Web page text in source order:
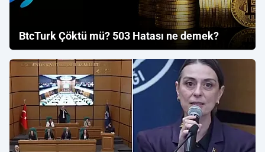
BtcTurk Çöktü mü? 503 Hatası ne demek?